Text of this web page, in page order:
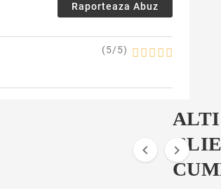
Raporteaza Abuz
(5/5)
ALTI
 